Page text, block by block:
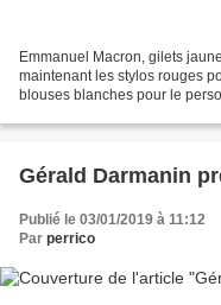
Emmanuel Macron, gilets
maintenant les stylos rouges
blouses blanches pour le
Gérald Darmanin
Publié le 03/01/2019 à 11:12
Par perrico